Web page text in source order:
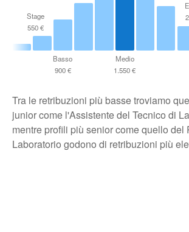
Stage
550 €
Basso
900 €
Medio
1.550 €
Tra le retribuzioni più basse troviamo
junior come l'Assistente del Tecnico di
mentre profili più senior come quello del
Laboratorio godono di retribuzioni più